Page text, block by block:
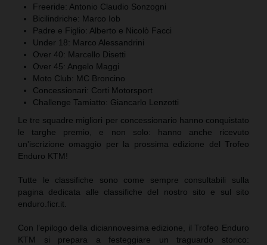
Freeride: Antonio Claudio Sonzogni
Bicilindriche: Marco Iob
Padre e Figlio: Alberto e Nicolò Facci
Under 18: Marco Alessandrini
Over 40: Marcello Disetti
Over 45: Angelo Maggi
Moto Club: MC Broncino
Concessionari: Corti Motorsport
Challenge Tamiatto: Giancarlo Lenzotti
Le tre squadre migliori per concessionario hanno conquistato
le targhe premio, e non solo: hanno anche ricevuto
un'iscrizione omaggio per la prossima edizione del Trofeo
Enduro KTM!
Tutte le classifiche sono come sempre consultabili sulla
pagina dedicata alle classifiche del nostro sito e sul sito
enduro.ficr.it.
Con l’epilogo della diciannovesima edizione, il Trofeo Enduro
KTM si prepara a festeggiare un traguardo storico: